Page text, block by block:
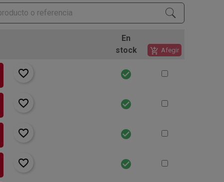
En
stock
add_shopping_cart Afegir
favorite_border check_circle
favorite_border check_circle
favorite_border check_circle
favorite_border check_circle